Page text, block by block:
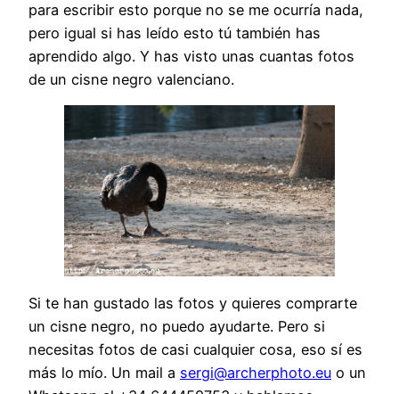
para escribir esto porque no se me ocurría nada,
pero igual si has leído esto tú también has
aprendido algo. Y has visto unas cuantas fotos
de un cisne negro valenciano.
Si te han gustado las fotos y quieres comprarte
un cisne negro, no puedo ayudarte. Pero si
necesitas fotos de casi cualquier cosa, eso sí es
más lo mío. Un mail a sergi@archerphoto.eu o un